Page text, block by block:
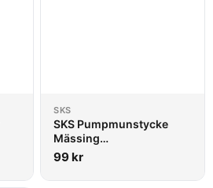
SKS
SKS Pumpmunstycke
Mässing
Presta/Racerventil
99kr